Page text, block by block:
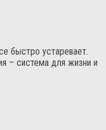
быстро устаревает.
– система для жизни и